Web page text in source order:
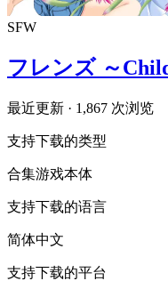
SFW
フレンズ ～
最近更新 · 1,867 次浏览
支持下载的类型
合集游戏本体
支持下载的语言
简体中文
支持下载的平台